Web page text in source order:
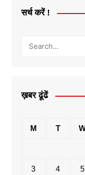
सर्च करें !
ख़बर ढूंढें
M T
3 4 5